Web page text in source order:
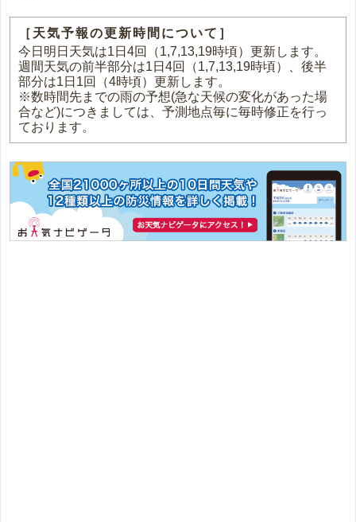
［天気予報の更新時間について］
今日明日天気は1日4回（1,7,13,19時頃）更新します。
週間天気の前半部分は1日4回（1,7,13,19時頃）、後半
部分は1日1回（4時頃）更新します。
※数時間先までの雨の予想(急な天候の変化があった場
合など)につきましては、予測地点毎に毎時修正を行っ
ております。